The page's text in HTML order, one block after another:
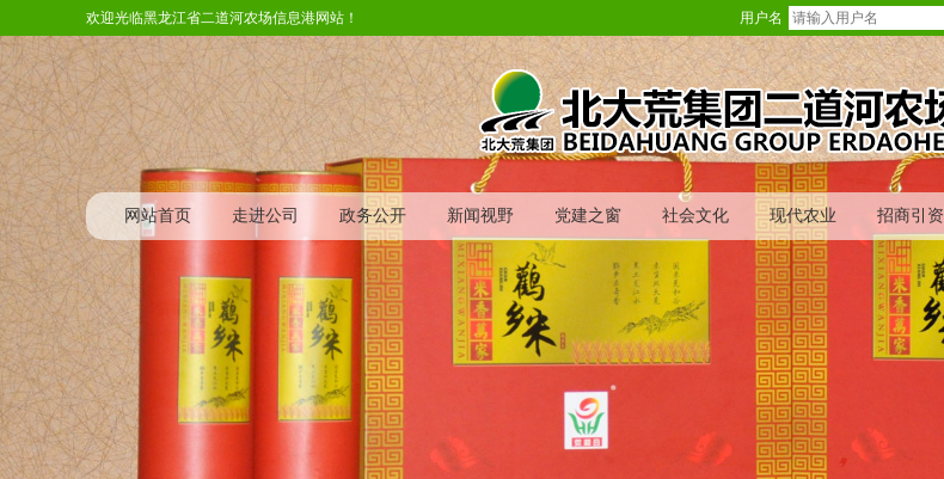
欢迎光临黑龙江省二道河农场信息港网站！ 用户名
网站首页 走进公司 政务公开 新闻视野 党建之窗 社会文化 现代农业 招商引资